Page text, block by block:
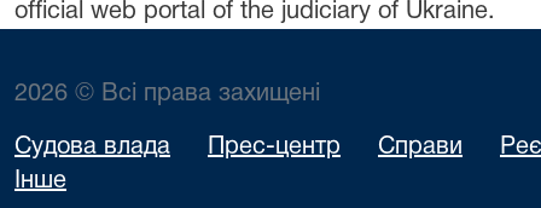
official web portal of the judiciary of Ukraine.
2026 © Всі права захищені
Судова влада Прес-центр Справи
Інше